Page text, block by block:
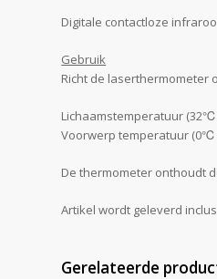
Digitale contactloze
Gebruik
Richt de laserthermometer
Lichaamstemperatuur (32℃
Voorwerp temperatuur (0℃
De thermometer onthoudt
Artikel wordt geleverd
Gerelateerde